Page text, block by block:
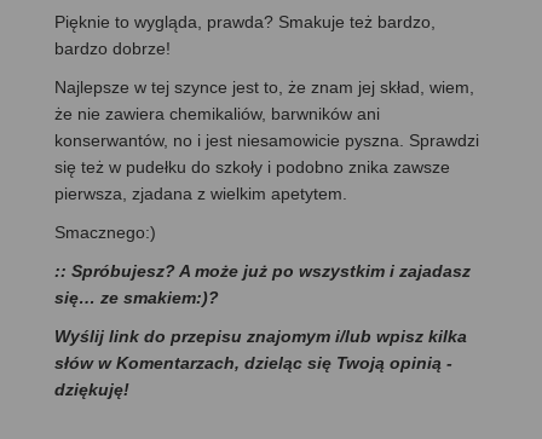
Pięknie to wygląda, prawda? Smakuje też bardzo,
bardzo dobrze!
Najlepsze w tej szynce jest to, że znam jej skład, wiem,
że nie zawiera chemikaliów, barwników ani
konserwantów, no i jest niesamowicie pyszna. Sprawdzi
się też w pudełku do szkoły i podobno znika zawsze
pierwsza, zjadana z wielkim apetytem.
Smacznego:)
:: Spróbujesz? A może już po wszystkim i zajadasz
się… ze smakiem:)?
Wyślij link do przepisu znajomym i/lub wpisz kilka
słów w Komentarzach, dzieląc się Twoją opinią -
dziękuję!